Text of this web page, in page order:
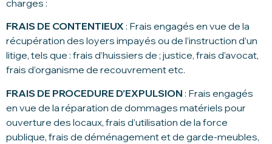
charges :
FRAIS DE CONTENTIEUX : Frais engagés en vue de la
récupération des loyers impayés ou de l’instruction d’un
litige, tels que : frais d’huissiers de ; justice, frais d’avocat,
frais d’organisme de recouvrement etc.
FRAIS DE PROCEDURE D’EXPULSION : Frais engagés
en vue de la réparation de dommages matériels pour
ouverture des locaux, frais d’utilisation de la force
publique, frais de déménagement et de garde-meubles,